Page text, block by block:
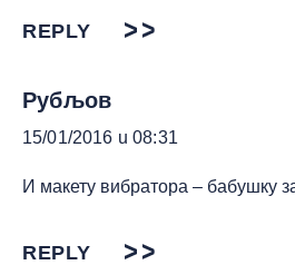
REPLY
Рубљов
15/01/2016 u 08:31
И макету вибратора – бабушку
REPLY